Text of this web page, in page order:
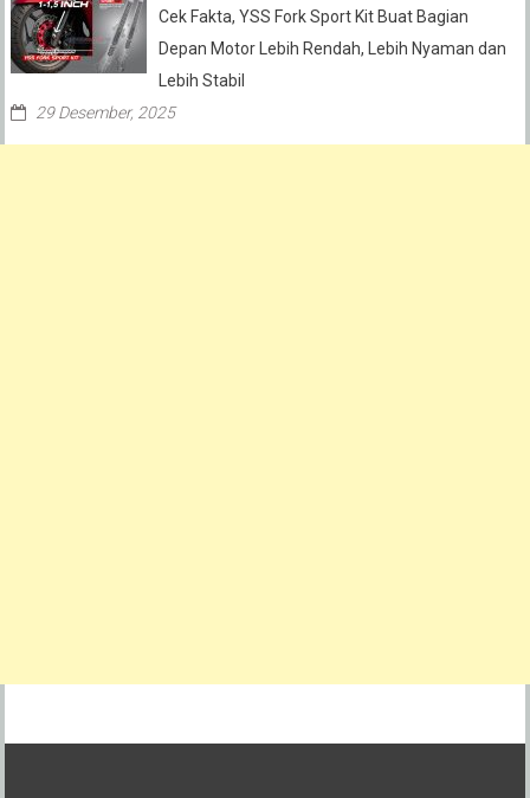
Cek Fakta, YSS Fork Sport Kit Buat Bagian
Depan Motor Lebih Rendah, Lebih Nyaman dan
Lebih Stabil
29 Desember, 2025